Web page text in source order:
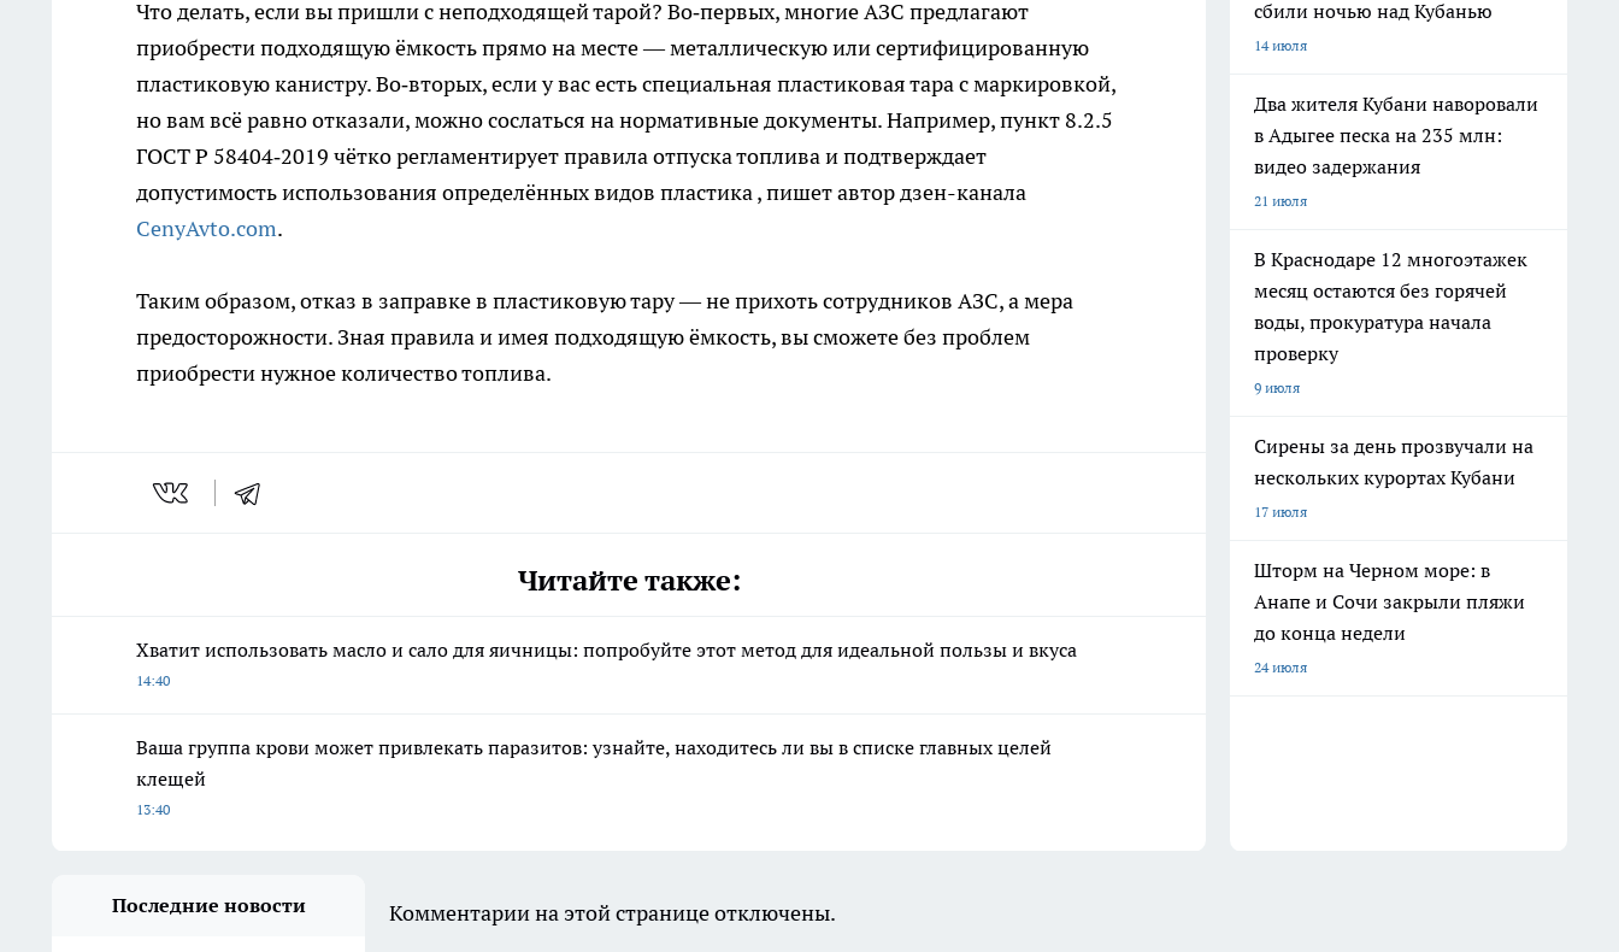
Что делать, если вы пришли с неподходящей тарой? Во‑первых, многие АЗС предлагают
приобрести подходящую ёмкость прямо на месте — металлическую или сертифицированную
пластиковую канистру. Во‑вторых, если у вас есть специальная пластиковая тара с маркировкой,
но вам всё равно отказали, можно сослаться на нормативные документы. Например, пункт 8.2.5
ГОСТ Р 58404‑2019 чётко регламентирует правила отпуска топлива и подтверждает
допустимость использования определённых видов пластика, пишет автор дзен-канала
CenyAvto.com.
Таким образом, отказ в заправке в пластиковую тару — не прихоть сотрудников АЗС, а мера
предосторожности. Зная правила и имея подходящую ёмкость, вы сможете без проблем
приобрести нужное количество топлива.
Читайте также:
Хватит использовать масло и сало для яичницы: попробуйте этот метод для идеальной пользы и вкуса
14:40
Ваша группа крови может привлекать паразитов: узнайте, находитесь ли вы в списке главных целей
клещей
13:40
сбили ночью над Кубанью
14 июля
Два жителя Кубани наворовали
в Адыгее песка на 235 млн:
видео задержания
21 июля
В Краснодаре 12 многоэтажек
месяц остаются без горячей
воды, прокуратура начала
проверку
9 июля
Сирены за день прозвучали на
нескольких курортах Кубани
17 июля
Шторм на Черном море: в
Анапе и Сочи закрыли пляжи
до конца недели
24 июля
Последние новости Комментарии на этой странице отключены.